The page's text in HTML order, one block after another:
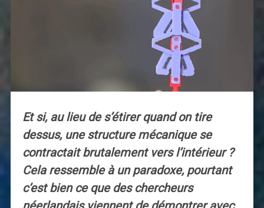
Et si, au lieu de s’étirer quand on tire
dessus, une structure mécanique se
contractait brutalement vers l’intérieur ?
Cela ressemble à un paradoxe, pourtant
c’est bien ce que des chercheurs